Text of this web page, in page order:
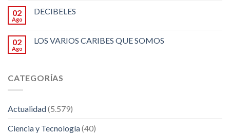
02
Ago
DECIBELES
02
Ago
LOS VARIOS CARIBES QUE SOMOS
CATEGORÍAS
Actualidad(5.579)
Ciencia y Tecnología(40)